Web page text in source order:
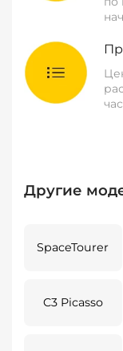
Другие
SpaceTourer
C3 Picasso